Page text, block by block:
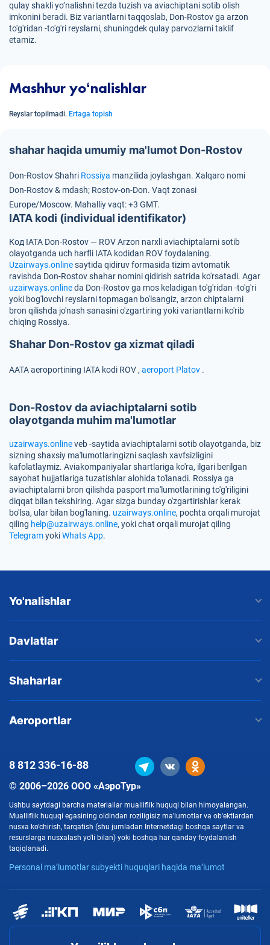
qulay shakli yo’nalishni tezda tuzish va aviachiptani sotib olish
imkonini beradi. Biz variantlarni taqqoslab, Don-Rostov ga arzon
to'g'ridan -to'g'ri reyslarni, shuningdek qulay parvozlarni taklif
etamiz.
Mashhur yoʻnalishlar
Reyslar topilmadi. Ertaga topish
shahar haqida umumiy ma'lumot Don-Rostov
Don-Rostov Shahri Rossiya manzilida joylashgan. Xalqaro nomi
Don-Rostov & mdash; Rostov-on-Don. Vaqt zonasi
Europe/Moscow. Mahalliy vaqt: +3 GMT.
IATA kodi (individual identifikator)
Код IATA Don-Rostov — ROVArzon narxli aviachiptalarni sotib
olayotganda uch harfli IATA kodidan ROVfoydalaning.
Uzairways.onlinesaytida qidiruv formasida tizim avtomatik
ravishda Don-Rostov shahar nomini qidirish satrida ko'rsatadi. Agar
uzairways.onlineda Don-Rostov ga mos keladigan to'g'ridan -to'g'ri
yoki bog'lovchi reyslarni topmagan bo'lsangiz, arzon chiptalarni
bron qilishda jo'nash sanasini o'zgartiring yoki variantlarni ko'rib
chiqing Rossiya.
Shahar Don-Rostov ga xizmat qiladi
AATA aeroportining IATA kodi ROV , aeroport Platov .
Don-Rostov da aviachiptalarni sotib
olayotganda muhim ma'lumotlar
uzairways.onlineveb -saytida aviachiptalarni sotib olayotganda, biz
sizning shaxsiy ma'lumotlaringizni saqlash xavfsizligini
kafolatlaymiz. Aviakompaniyalar shartlariga ko'ra, ilgari berilgan
sayohat hujjatlariga tuzatishlar alohida to'lanadi. Rossiya ga
aviachiptalarni bron qilishda pasport ma'lumotlarining to'g'riligini
diqqat bilan tekshiring. Agar sizga bunday o'zgartirishlar kerak
bo'lsa, ular bilan bog'laning. uzairways.online, pochta orqali murojat
qiling help@uzairways.online, yoki chat orqali murojat qiling
TelegramyokiWhats App.
Yo'nalishlar
Davlatlar
Shaharlar
Aeroportlar
© 2006–2026 ООО «АэроТур»
Ushbu saytdagi barcha materiallar mualliflik huquqi bilan himoyalangan.
Mualliflik huquqi egasining oldindan roziligisiz ma'lumotlar va ob'ektlardan
nusxa ko'chirish, tarqatish (shu jumladan Internetdagi boshqa saytlar va
resurslarga nusxalash yo'li bilan) yoki boshqa har qanday foydalanish
taqiqlanadi.
Personal ma’lumotlar subyekti huquqlari haqida ma’lumot
8 812336-16-88